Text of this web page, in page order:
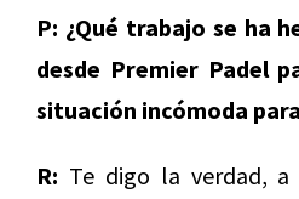
P: ¿Qué trabajo se ha
desde Premier Padel
situación incómoda
R: Te digo la verdad,